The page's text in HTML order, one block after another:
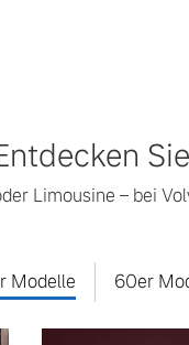
Limousine – bei
Modelle 60er